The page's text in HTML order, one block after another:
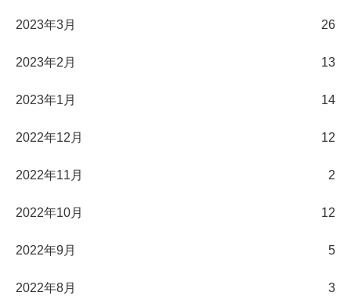
2023年3月 26
2023年2月 13
2023年1月 14
2022年12月 12
2022年11月 2
2022年10月 12
2022年9月 5
2022年8月 3